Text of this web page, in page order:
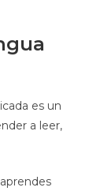
es un
a leer,